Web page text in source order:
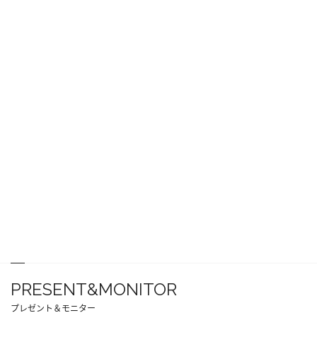
PRESENT&MONITOR
プレゼント＆モニター